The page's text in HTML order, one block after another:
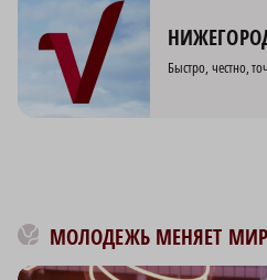
Быстро, честно,
МОЛОДЕЖЬ МЕНЯЕТ МИР